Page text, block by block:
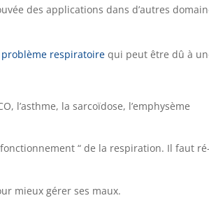
des applications dans d’autres
respiratoirequi peut être dû à
l’asthme, la sarcoïdose, l’emphysème
“ de la respiration. Il faut
mieux gérer ses maux.